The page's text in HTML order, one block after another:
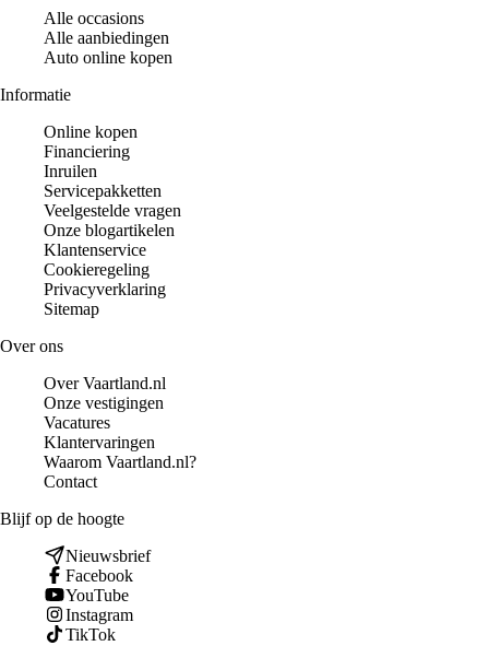
Alle occasions
Alle aanbiedingen
Auto online kopen
Informatie
Online kopen
Financiering
Inruilen
Servicepakketten
Veelgestelde vragen
Onze blogartikelen
Klantenservice
Cookieregeling
Privacyverklaring
Sitemap
Over ons
Over Vaartland.nl
Onze vestigingen
Vacatures
Klantervaringen
Waarom Vaartland.nl?
Contact
Blijf op de hoogte
Nieuwsbrief
Facebook
YouTube
Instagram
TikTok